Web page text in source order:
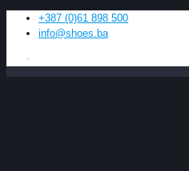
+387 (0)61 898 500
info@shoes.ba